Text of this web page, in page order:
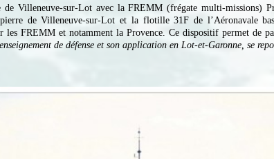
Villeneuve-sur-Lot avec la FREMM (frégate multi-missions)
de Villeneuve-sur-Lot et la flotille 31F de l’Aéronavale
les FREMM et notamment la Provence. Ce dispositif permet de
de défense et son application en Lot-et-Garonne, se